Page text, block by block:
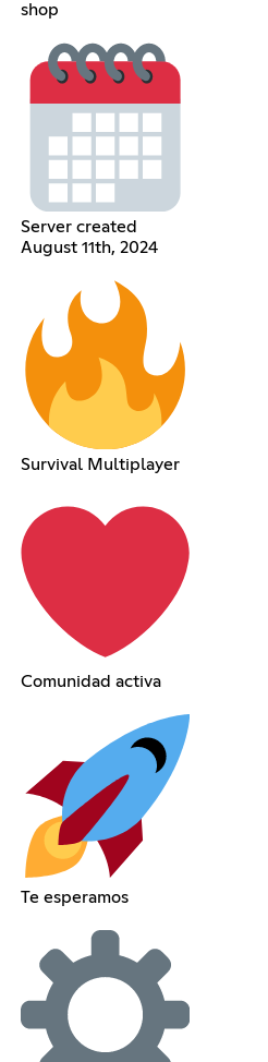
shop
Server created
August 11th, 2024
Survival Multiplayer
Comunidad activa
Te esperamos